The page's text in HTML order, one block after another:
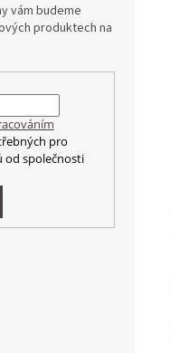
vám budeme
produktech na
pro
od společnosti